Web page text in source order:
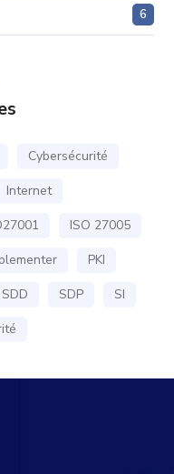
6
Cybersécurité
Internet
ISO 27005
PKI
SDD SDP
SI